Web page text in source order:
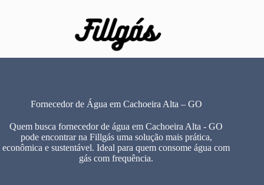
Fornecedor de Água em Cachoeira Alta – GO
Quem busca fornecedor de água em Cachoeira Alta - GO
pode encontrar na Fillgás uma solução mais prática,
econômica e sustentável. Ideal para quem consome água com
gás com frequência.